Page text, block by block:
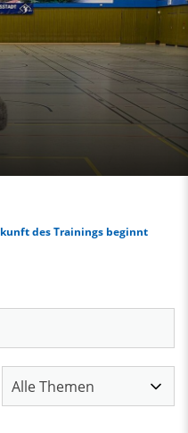
des Trainings beginnt